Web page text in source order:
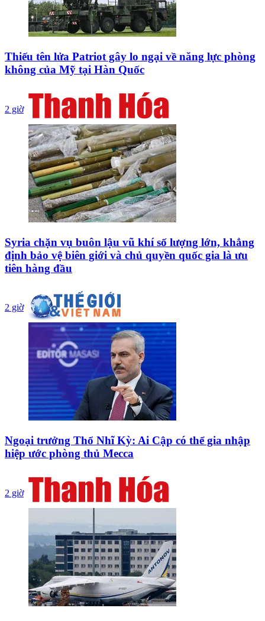
Thiếu tên lửa Patriot gây lo ngại về năng lực phòng
không của Mỹ tại Hàn Quốc
2 giờ
Syria chặn vụ buôn lậu vũ khí số lượng lớn, khẳng
định bảo vệ biên giới và chủ quyền quốc gia là ưu
tiên hàng đầu
2 giờ
Ngoại trưởng Thổ Nhĩ Kỳ: Ai Cập có thể gia nhập
hiệp ước phòng thủ Mecca
2 giờ